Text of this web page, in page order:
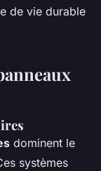
de vie durable
dominent le
systèmes